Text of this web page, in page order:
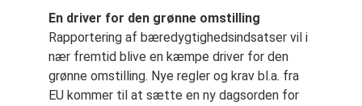
En driver for den grønne omstilling
Rapportering af bæredygtighedsindsatser vil i
nær fremtid blive en kæmpe driver for den
grønne omstilling. Nye regler og krav bl.a. fra
EU kommer til at sætte en ny dagsorden for